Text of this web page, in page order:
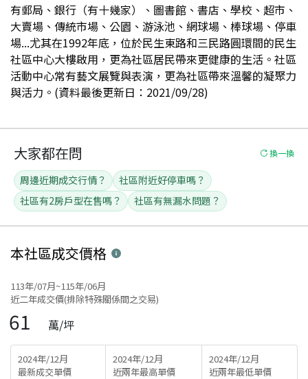
有郵局、銀行（有十幾家）、圖書館、書店、學校、超市、
大賣場、傳統市場、公園、游泳池、網球場、棒球場、停車
場...尤其在1992年底，位於民生東路和三民路圓環間的民生
社區中心大樓啟用，更為社區居民帶來更健康的生活。社區
活動中心常有藝文展覽與表演，更為社區帶來溫馨的凝聚力
與活力。(資料最後更新日：2021/09/28)
大家都在問 換一換
周邊近期成交行情？
社區附近好停車嗎？
社區有2房戶型在售嗎？
社區有無漏水問題？
本社區成交價格
113年/07月~115年/06月
近二年成交價(排除特殊關係間之交易)
61 萬/坪
2024年/12月
最新成交單價
2024年/12月
近兩年最高單價
2024年/12月
近兩年最低單價